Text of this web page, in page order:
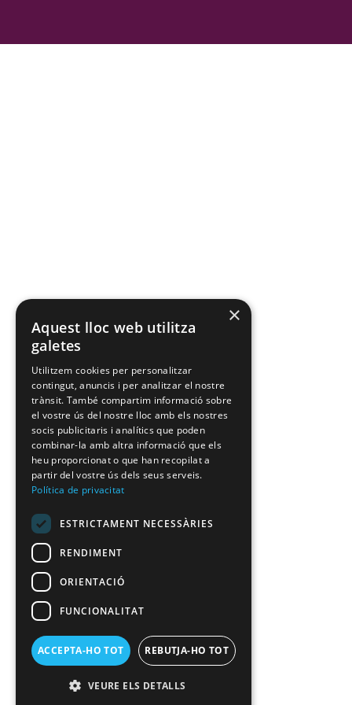
×
Aquest lloc web utilitza
galetes
Utilitzem cookies per personalitzar
contingut, anuncis i per analitzar el nostre
trànsit. També compartim informació sobre
el vostre ús del nostre lloc amb els nostres
socis publicitaris i analítics que poden
combinar-la amb altra informació que els
heu proporcionat o que han recopilat a
partir del vostre ús dels seus serveis.
Política de privacitat
ESTRICTAMENT NECESSÀRIES
RENDIMENT
ORIENTACIÓ
FUNCIONALITAT
ACCEPTA-HO TOT REBUTJA-HO TOT
VEURE ELS DETALLS